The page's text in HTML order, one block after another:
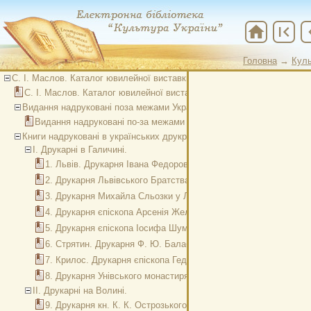
Головна →
home first_page
С. І. Маслов. Каталог ювилейної виставки українського друкарства.
С. І. Маслов. Каталог ювилейної виставки українського друкарства.
Видання надруковані поза межами України.
Видання надруковані по-за межами України.
Книги надруковані в українських друкранях в XVI-XVIII ст.
I. Друкарні в Галичині.
1. Львів. Друкарня Івана Федоровича (1573-1574 рр. )
2. Друкарня Львівського Братства (з 1586 до наших днів).
3. Друкарня Михайла Сльозки у Львові (1639-1667 рр.).
4. Друкарня єпіскопа Арсенія Желиборського у Львові (1645-
5. Друкарня єпіскопа Іосифа Шумлянського у Львові (1687-
6. Стрятин. Друкарня Ф. Ю. Балабана (1604-1606 рр.).
7. Крилос. Друкарня єпіскопа Гедеона Балабана (1606 р.).
8. Друкарня Унівського монастиря в Золочівській окрузі (1652-
II. Друкарні на Волині.
9. Друкарня кн. К. К. Острозького в м. Острозі (1580-1612 рр.).